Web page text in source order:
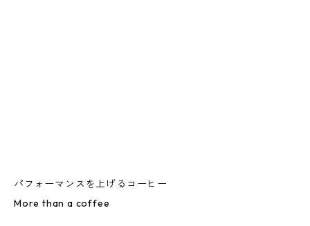
パフォーマンスを上げるコーヒー
More than a coffee